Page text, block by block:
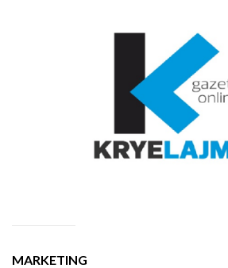
MARKETING